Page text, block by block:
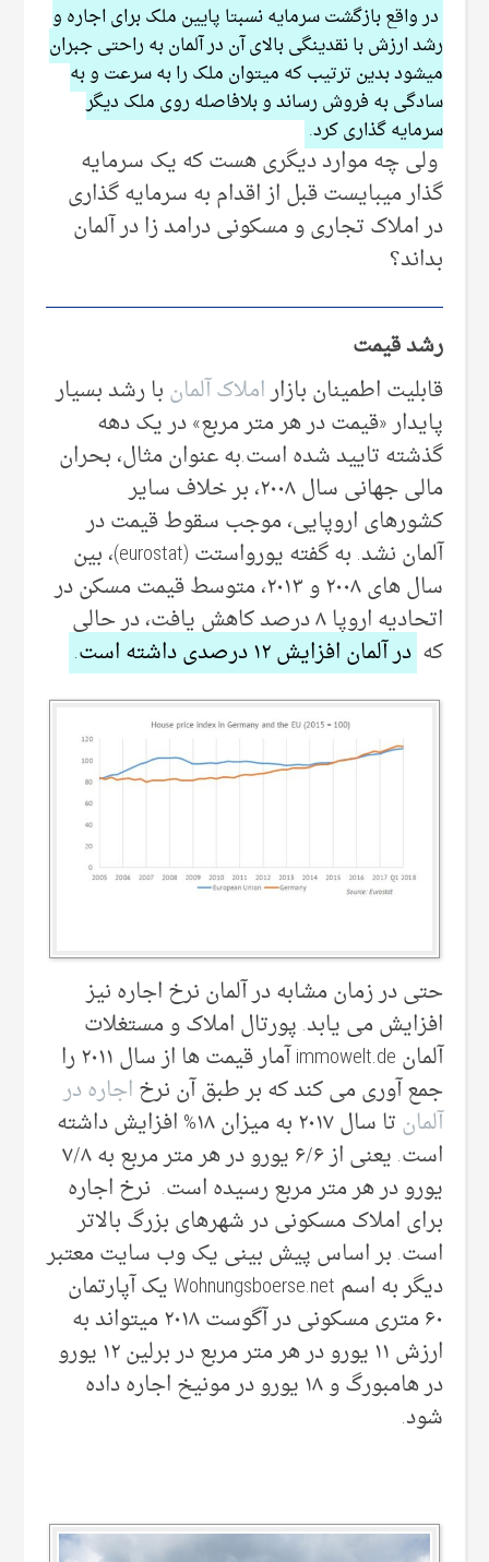
در واقع بازگشت سرمایه نسبتا پایین ملک برای اجاره و
رشد ارزش با نقدینگی بالای آن در آلمان به راحتی جبران
میشود بدین ترتیب که میتوان ملک را به سرعت و به
سادگی به فروش رساند و بلافاصله روی ملک دیگر
سرمایه گذاری کرد.
ولی چه موارد دیگری هست که یک سرمایه
گذار میبایست قبل از اقدام به سرمایه گذاری
در املاک تجاری و مسکونی درامد زا در آلمان
بداند؟
رشد قیمت
قابلیت اطمینان بازاراملاک آلمانبا رشد بسیار
پایدار «قیمت در هر متر مربع» در یک دهه
گذشته تایید شده است.به عنوان مثال، بحران
مالی جهانی سال ۲۰۰۸، بر خلاف سایر
کشورهای اروپایی، موجب سقوط قیمت در
آلمان نشد. به گفته یورواستت (eurostat)، بین
سال های ۲۰۰۸ و ۲۰۱۳، متوسط قیمت مسکن در
اتحادیه اروپا ۸ درصد کاهش یافت، در حالی
که در آلمان افزایش ۱۲ درصدی داشته است.
حتی در زمان مشابه در آلمان نرخ اجاره نیز
افزایش می یابد. پورتال املاک و مستغلات
آلمان immowelt.de آمار قیمت ها از سال ۲۰۱۱ را
جمع آوری می کند که بر طبق آن نرخاجاره در
آلمان
تا سال ۲۰۱۷ به میزان ۱۸% افزایش داشته
است. یعنی از ۶/۶ یورو در هر متر مربع به ۷/۸
یورو در هر متر مربع رسیده است. نرخ اجاره
برای املاک مسکونی در شهرهای بزرگ بالاتر
است. بر اساس پیش بینی یک وب سایت معتبر
دیگر به اسم Wohnungsboerse.net یک آپارتمان
۶۰ متری مسکونی در آگوست ۲۰۱۸ میتواند به
ارزش ۱۱ یورو در هر متر مربع در برلین ۱۲ یورو
در هامبورگ و ۱۸ یورو در مونیخ اجاره داده
شود.